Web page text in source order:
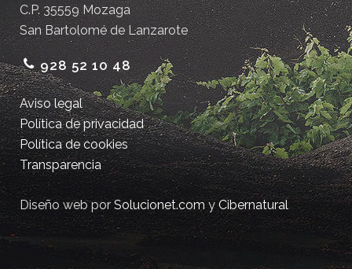
C.P. 35559 Mozaga
San Bartolomé de Lanzarote
928 52 10 48
Aviso legal
Política de privacidad
Política de cookies
Transparencia
Diseño web porSolucionet.comyCibernatural